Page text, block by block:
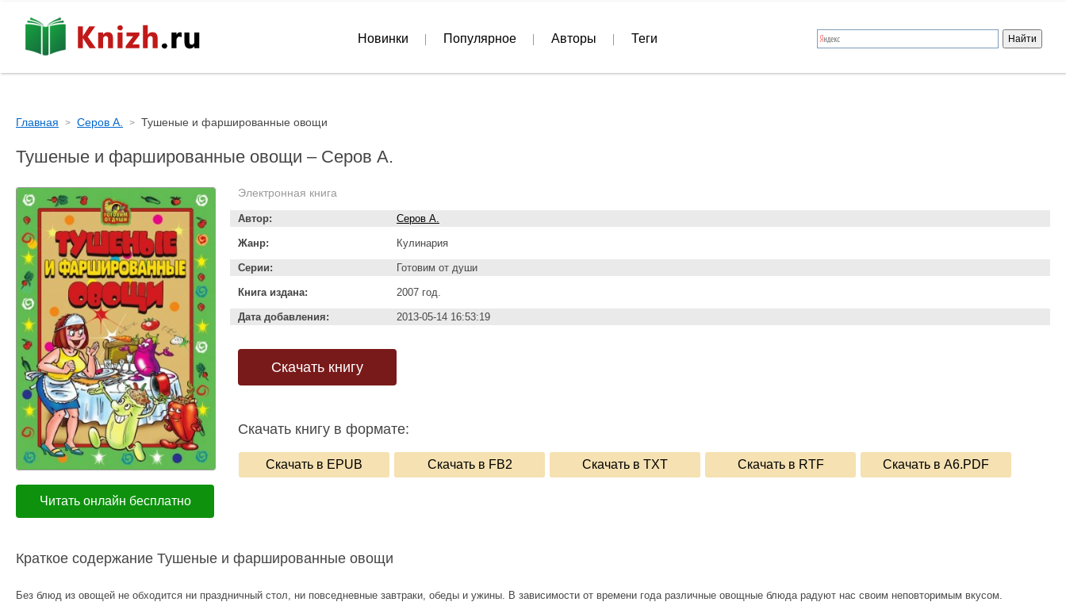
Главная Серов А. Тушеные и фаршированные овощи
Тушеные и фаршированные овощи – Серов А.
Читать онлайн бесплатно
Электронная книга
Автор: Серов А.
Жанр: Кулинария
Серии: Готовим от души
Книга издана: 2007 год.
Дата добавления: 2013-05-14 16:53:19
Скачать книгу
Скачать книгу в формате:
Скачать в EPUB Скачать в FB2 Скачать в TXT Скачать в RTF Скачать в A6.PDF
Краткое содержание Тушеные и фаршированные овощи
Без блюд из овощей не обходится ни праздничный стол, ни повседневные завтраки, обеды и ужины. В зависимости от времени года различные овощные блюда радуют нас своим неповторимым вкусом.
Новинки Популярное Авторы Теги